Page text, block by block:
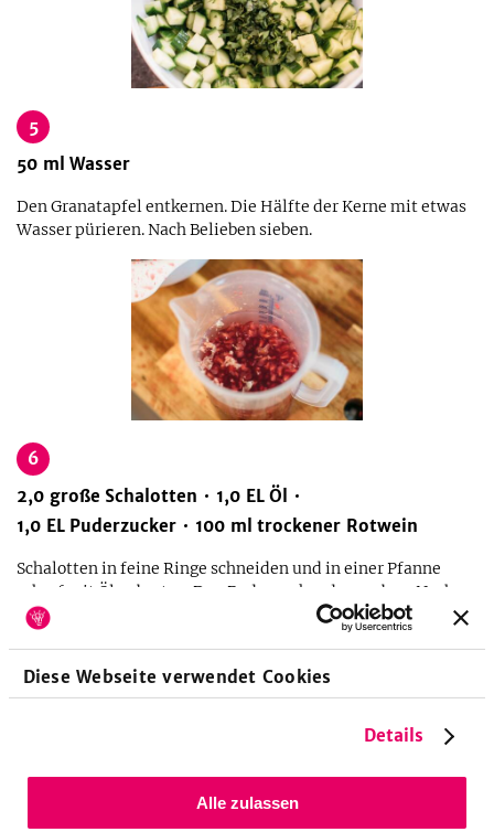
Diese Webseite verwendet Cookies
Details
Alle zulassen
5
50 ml Wasser
Den Granatapfel entkernen. Die Hälfte der Kerne mit etwas
Wasser pürieren. Nach Belieben sieben.
6
2,0 große Schalotten 1,0 EL Öl
1,0 EL Puderzucker 100 ml trockener Rotwein
Schalotten in feine Ringe schneiden und in einer Pfanne
scharf mit Öl anbraten. Den Puderzucker dazugeben. Nach
einer Minute mit Granatapfelsaft und Wein ablöschen. Die
Soße in etwa 10 Minuten um die Hälfte reduzieren.